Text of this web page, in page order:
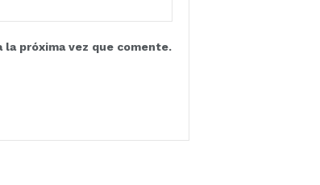
la próxima vez que comente.